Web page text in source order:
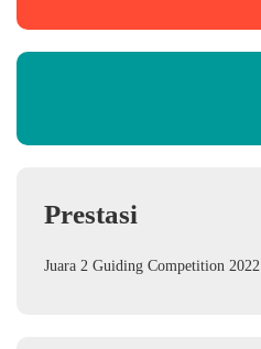
Prestasi
Juara 2 Guiding Competition 2022